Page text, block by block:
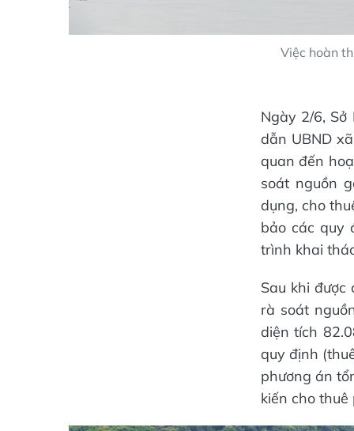
Việc hoàn
Ngày 2/6,
dẫn UBND
quan đến
soát nguồn
dụng, cho
bảo các quy
trình khai
Sau khi được
rà soát
diện tích
quy định
phương án
kiến cho